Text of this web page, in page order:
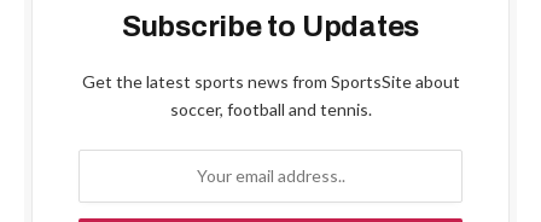
Subscribe to Updates
Get the latest sports news from SportsSite about
soccer, football and tennis.